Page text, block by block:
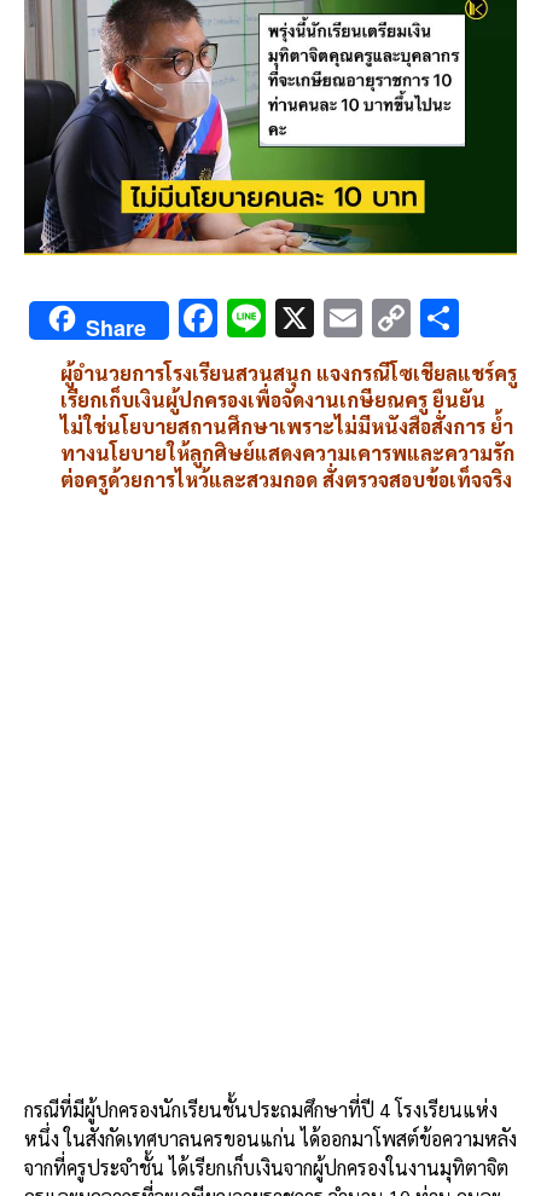
Share F
ac
e
b
o
Li
n
e
X E
m
ai
l
C
o
py
Li
n
h
ar
e
ผู้อำนวยการโรงเรียนสวนสนุก แจงกรณีโซเชียลแชร์ครู
เรียกเก็บเงินผู้ปกครองเพื่อจัดงานเกษียณครู ยืนยัน
ไม่ใช่นโยบายสถานศึกษาเพราะไม่มีหนังสือสั่งการ ย้ำ
ทางนโยบายให้ลูกศิษย์แสดงความเคารพและความรัก
ต่อครูด้วยการไหว้และสวมกอด สั่งตรวจสอบข้อเท็จจริง
กรณีที่มีผู้ปกครองนักเรียนชั้นประถมศึกษาที่ปี 4 โรงเรียนแห่ง
หนึ่ง ในสังกัดเทศบาลนครขอนแก่น ได้ออกมาโพสต์ข้อความหลัง
จากที่ครูประจำชั้น ได้เรียกเก็บเงินจากผู้ปกครองในงานมุทิตาจิต